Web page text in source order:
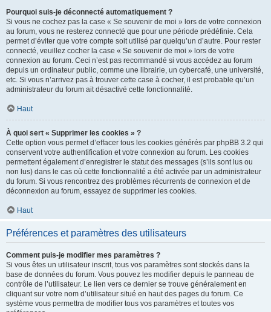
Pourquoi suis-je déconnecté automatiquement ?
Si vous ne cochez pas la case « Se souvenir de moi » lors de votre connexion
au forum, vous ne resterez connecté que pour une période prédéfinie. Cela
permet d’éviter que votre compte soit utilisé par quelqu’un d’autre. Pour rester
connecté, veuillez cocher la case « Se souvenir de moi » lors de votre
connexion au forum. Ceci n’est pas recommandé si vous accédez au forum
depuis un ordinateur public, comme une librairie, un cybercafé, une université,
etc. Si vous n’arrivez pas à trouver cette case à cocher, il est probable qu’un
administrateur du forum ait désactivé cette fonctionnalité.
Haut
À quoi sert « Supprimer les cookies » ?
Cette option vous permet d’effacer tous les cookies générés par phpBB 3.2 qui
conservent votre authentification et votre connexion au forum. Les cookies
permettent également d’enregistrer le statut des messages (s’ils sont lus ou
non lus) dans le cas où cette fonctionnalité a été activée par un administrateur
du forum. Si vous rencontrez des problèmes récurrents de connexion et de
déconnexion au forum, essayez de supprimer les cookies.
Haut
Préférences et paramètres des utilisateurs
Comment puis-je modifier mes paramètres ?
Si vous êtes un utilisateur inscrit, tous vos paramètres sont stockés dans la
base de données du forum. Vous pouvez les modifier depuis le panneau de
contrôle de l’utilisateur. Le lien vers ce dernier se trouve généralement en
cliquant sur votre nom d’utilisateur situé en haut des pages du forum. Ce
système vous permettra de modifier tous vos paramètres et toutes vos